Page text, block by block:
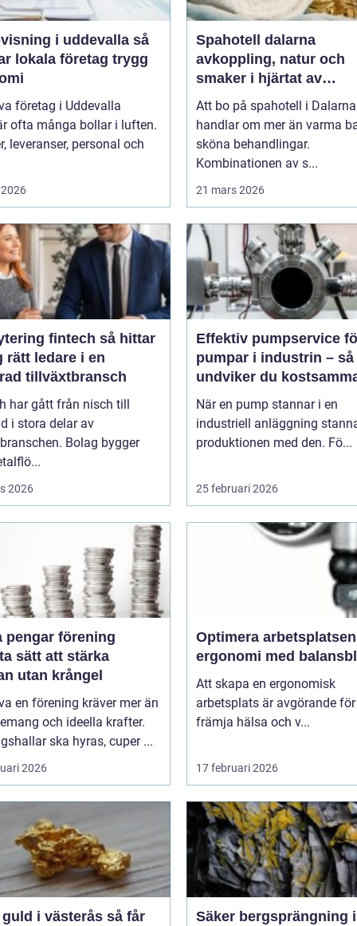
i uddevalla så
lokala företag trygg
företag i Uddevalla
ofta många bollar i luften.
leveranser, personal och
Spahotell dalarna
avkoppling, natur och
smaker i hjärtat av
landskapet
Att bo på spahotell i Dalarna
handlar om mer än varma
sköna behandlingar.
Kombinationen av s...
21 mars 2026
fintech så hittar
rätt ledare i en
tillväxtbransch
har gått från nisch till
i stora delar av
Bolag bygger
2026
Effektiv pumpservice
pumpar i industrin – så
undviker du
driftstopp
När en pump stannar i en
industriell anläggning
produktionen med den. Fö...
25 februari 2026
pengar förening
sätt att stärka
utan krångel
en förening kräver mer än
och ideella krafter.
ska hyras, cuper ...
2026
Optimera
ergonomi med
Att skapa en ergonomisk
arbetsplats är avgörande
främja hälsa och v...
17 februari 2026
i västerås så får
Säker bergsprängning i